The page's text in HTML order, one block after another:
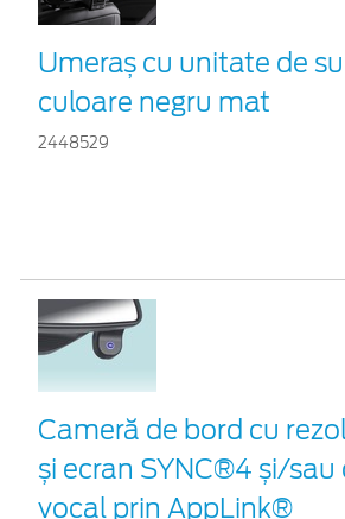
Umeraș cu unitate de
culoare negru mat
2448529
Cameră de bord cu
și ecran SYNC®4 și/
vocal prin AppLink®